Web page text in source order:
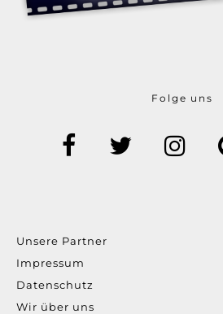
Folge uns
Unsere Partner
Impressum
Datenschutz
Wir über uns